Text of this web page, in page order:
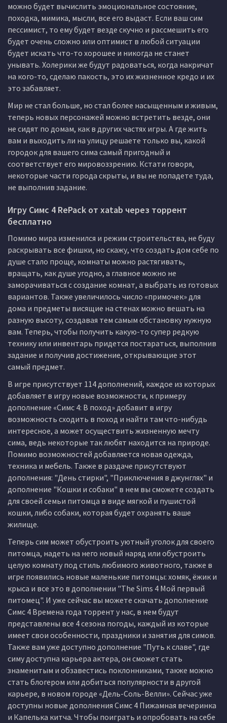
можно будет вычислить эмоциональное состояние,
походка, мимика, мысли, все его выдаст. Если ваш сим
пессимист, то ему будет везде скучно и рассмешить его
будет очень сложно или оптимист в любой ситуации
будет искать что-то хорошее и никогда не станет
унывать. Холерики же будут радоваться, когда накричат
на кого-то, сделаю пакость, это их жизненное кредо и их
это забавляет.
Мир не стал больше, но стал более насыщенным и живым,
теперь новых персонажей можно встретить везде, они
не сидят по домам, как в других частях игры. А где жить
вам и выходить ли на улицу решаете только вы, какой
городок для вашего сима самый пригодный и
соответствует его мировоззрению. Кстати говоря,
некоторые части города скрыты, и вы не попадете туда,
не выполнив задание.
Игру Симс 4 RePack от xatab через торрент
бесплатно
Помимо мира изменился и режим строительства, не буду
раскрывать все фишки, но скажу, что создать дом себе по
душе стало проще, комнаты можно растягивать,
вращать, как душе угодно, а главное можно не
заморачиваться с создание комнат, а выбрать из готовых
вариантов. Также увеличилось число «примочек» для
дома и предметы висящие на стенах можно вешать на
разную высоту, создавая тем самым обстановку нужную
вам. Теперь, чтобы получить какую-то супер редкую
технику или инвентарь придется постараться, выполнив
задание и получив достижение, открывающие этот
самый предмет.
В игре присутствует 114 дополнений, каждое из которых
добавляет в игру новые возможности, к примеру
дополнение «Симс 4: В поход» добавит в игру
возможность сходить в поход и найти там что-нибудь
интересное, а может осуществить жизненную мечту
сима, ведь некоторые так любят находится на природе.
Помимо возможностей добавляется новая одежда,
техника и мебель. Также в раздаче присутствуют
дополнения: "День стирки", "Приключения в джунглях" и
дополнение "Кошки и собаки" в нем вы сможете создать
для своей семьи питомца в виде мягкой и пушистой
кошки, либо собаки, которая будет охранять ваше
жилище.
Теперь сим может обустроить уютный уголок для своего
питомца, надеть на него новый наряд или обустроить
целую комнату под стиль любимого животного, также в
игре появились новые маленькие питомцы: хомяк, ёжик и
крыса и все это в дополнении "The Sims 4 Мой первый
питомец". И уже сейчас вы можете скачать дополнение
Симс 4 Времена года торрент у нас, в нем будут
представлены все 4 сезона погоды, каждый из которые
имеет свои особенности, праздники и занятия для симов.
Также вам уже доступно дополнение "Путь к славе", где
симу доступна карьера актера, он сможет стать
знаменитым и обзавестись поклонниками, также можно
стать блогером или добиться популярности в другой
карьере, в новом городе «Дель-Соль-Велли». Сейчас уже
доступны новые дополнения Симс 4 Пижамная вечеринка
и Капелька китча. Чтобы поиграть и опробовать на себе